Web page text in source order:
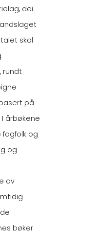
dei
skal
rundt
på
årbøkene
fagfolk og
og
av
bøker